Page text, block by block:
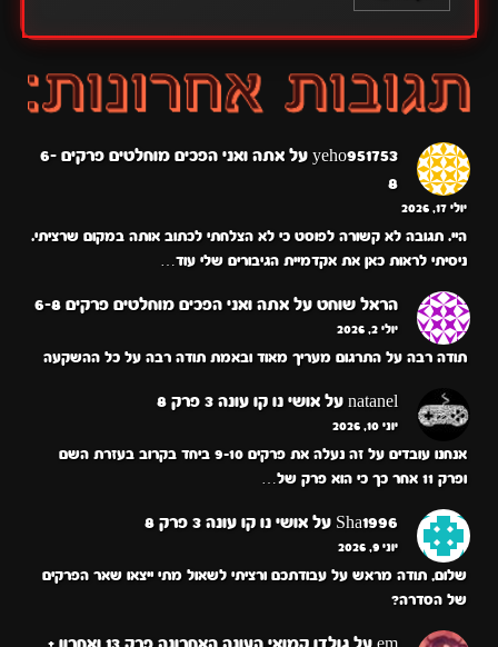
yeho951753 על
אתה ואני הפכים מוחלטים פרקים 6-
8
יולי 17, 2026
היי. תגובה לא קשורה לפוסט כי לא הצלחתי לכתוב אותה במקום שרציתי.
ניסיתי לראות כאן את אקדמיית הגיבורים שלי עוד…
הראל שוחט על אתה ואני הפכים מוחלטים פרקים 6-8
יולי 2, 2026
תודה רבה על התרגום מעריך מאוד ובאמת תודה רבה על כל ההשקעה
natanel על אושי נו קו עונה 3 פרק 8
יוני 10, 2026
אנחנו עובדים על זה נעלה את פרקים 9-10 ביחד בקרוב בעזרת השם
ופרק 11 אחר כך כי הוא פרק של…
Sha1996 על אושי נו קו עונה 3 פרק 8
יוני 9, 2026
שלום, תודה מראש על עבודתכם ורציתי לשאול מתי ייצאו שאר הפרקים
של הסדרה?